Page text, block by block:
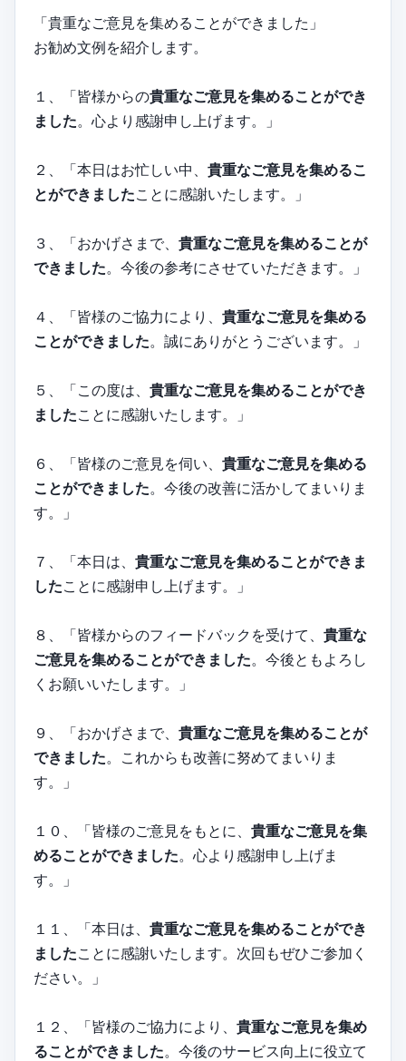
「貴重なご意見を集めることができました」
お勧め文例を紹介します。
１、「皆様からの貴重なご意見を集めることができ
ました。心より感謝申し上げます。」
２、「本日はお忙しい中、 貴重なご意見を集めるこ
とができましたことに感謝いたします。」
３、「おかげさまで、 貴重なご意見を集めることが
できました。今後の参考にさせていただきます。」
４、「皆様のご協力により、 貴重なご意見を集める
ことができました。誠にありがとうございます。」
５、「この度は、 貴重なご意見を集めることができ
ましたことに感謝いたします。」
６、「皆様のご意見を伺い、 貴重なご意見を集める
ことができました。今後の改善に活かしてまいりま
す。」
７、「本日は、 貴重なご意見を集めることができま
したことに感謝申し上げます。」
８、「皆様からのフィードバックを受けて、 貴重な
ご意見を集めることができました。今後ともよろし
くお願いいたします。」
９、「おかげさまで、 貴重なご意見を集めることが
できました。これからも改善に努めてまいりま
す。」
１０、「皆様のご意見をもとに、 貴重なご意見を集
めることができました。心より感謝申し上げま
す。」
１１、「本日は、 貴重なご意見を集めることができ
ましたことに感謝いたします。次回もぜひご参加く
ださい。」
１２、「皆様のご協力により、 貴重なご意見を集め
ることができました。今後のサービス向上に役立て